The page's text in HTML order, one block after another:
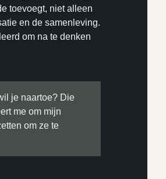
toevoegt, niet alleen
en de samenleving.
om na te denken
je naartoe? Die
me om mijn
om ze te